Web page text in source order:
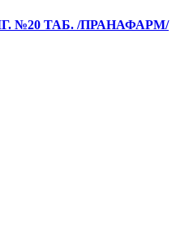
№20 ТАБ. /ПРАНАФАРМ/